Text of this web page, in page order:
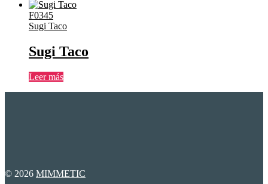
F0345
Sugi Taco
Sugi Taco
Leer más
© 2026 MIMMETIC